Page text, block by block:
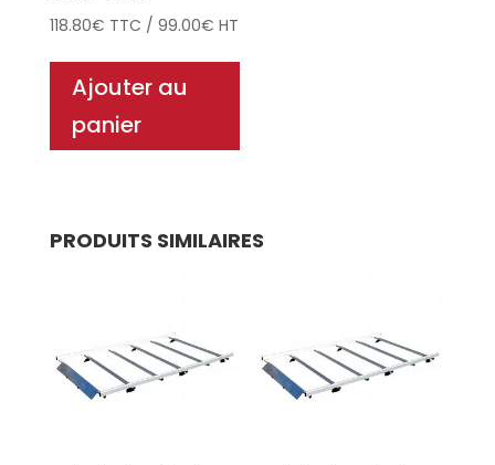
118.80€ TTC / 99.00€ HT
Ajouter au
panier
PRODUITS SIMILAIRES